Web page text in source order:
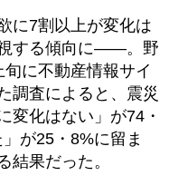
に7割以上が変化は
する傾向に――。野
に不動産情報サイ
調査によると、震災
変化はない」が74・
が25・8%に留ま
結果だった。